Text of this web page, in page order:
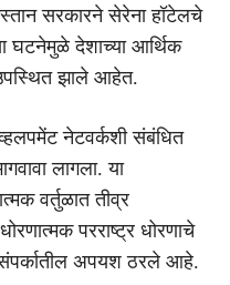
सरकारने सेरेना हॉटेलचे
देशाच्या आर्थिक
उपस्थित झाले आहेत.
नेटवर्कशी संबंधित
लागला. या
वर्तुळात तीव्र
परराष्ट्र धोरणाचे
अपयश ठरले आहे.